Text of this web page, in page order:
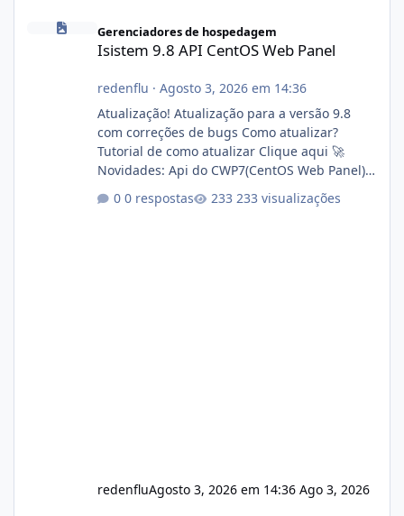
Isistem 9.8 API CentOS Web Panel
Gerenciadores de hospedagem
Isistem 9.8 API CentOS Web Panel
redenflu · Agosto 3, 2026 em 14:36
Atualização! Atualização para a versão 9.8
com correções de bugs Como atualizar?
Tutorial de como atualizar Clique aqui 🚀
Novidades: Api do CWP7(CentOS Web Panel)
Link publico para consulta de sub.dominio
autorizado a usasr o isistem:
0 respostas 233 visualizações
redenfluAgosto 3, 2026 em 14:36 Ago 3, 2026